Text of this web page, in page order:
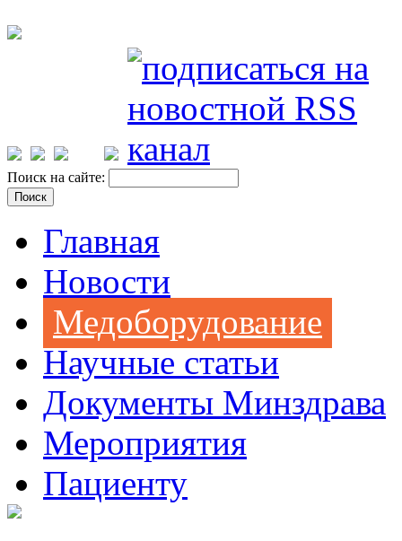
Поиск на сайте:
Главная
Новости
Медоборудование
Научные статьи
Документы Минздрава
Мероприятия
Пациенту